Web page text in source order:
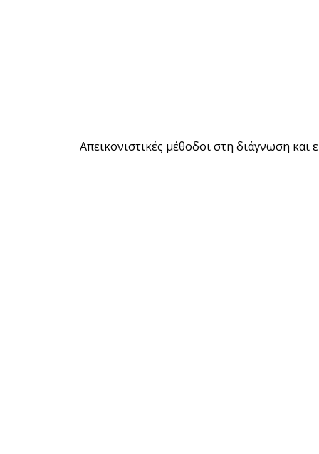
Απεικονιστικές μέθοδοι στη διάγνωση